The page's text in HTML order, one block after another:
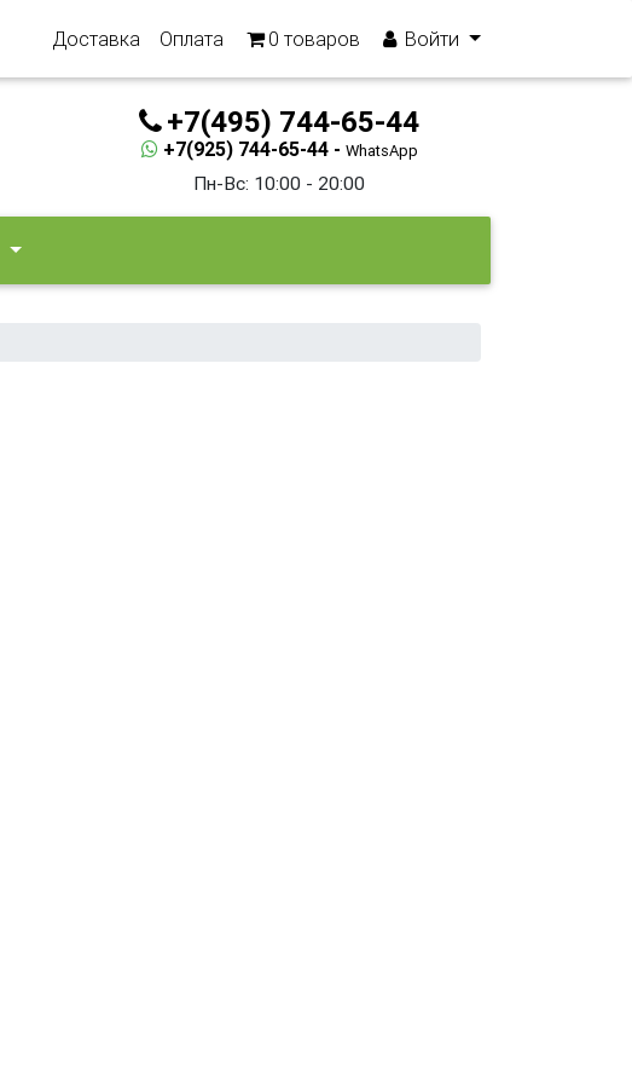
Доставка Оплата 0 товаров Войти
+7(495) 744-65-44
+7(925) 744-65-44 - WhatsApp
Пн-Вс: 10:00 - 20:00